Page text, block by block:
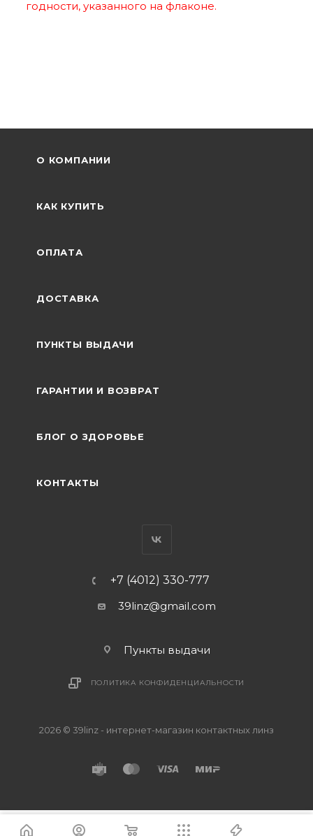
годности, указанного на флаконе.
О КОМПАНИИ
КАК КУПИТЬ
ОПЛАТА
ДОСТАВКА
ПУНКТЫ ВЫДАЧИ
ГАРАНТИИ И ВОЗВРАТ
БЛОГ О ЗДОРОВЬЕ
КОНТАКТЫ
+7 (4012) 330-777
39linz@gmail.com
Пункты выдачи
ПОЛИТИКА КОНФИДЕНЦИАЛЬНОСТИ
2026 © 39linz - интернет-магазин контактных линз